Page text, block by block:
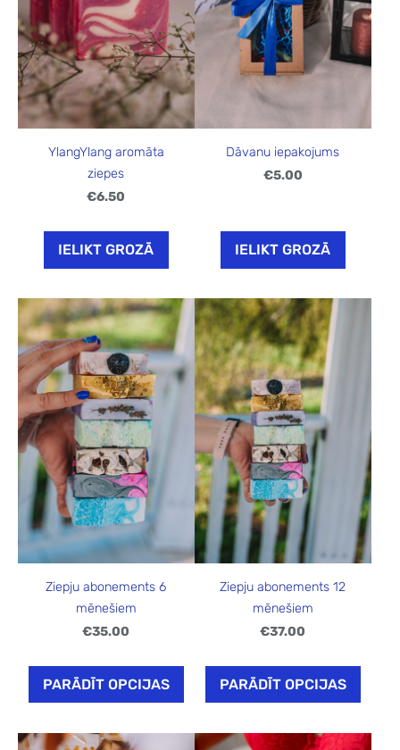
YlangYlang aromāta
ziepes
€6.50
IELIKT GROZĀ
Dāvanu iepakojums
€5.00
IELIKT GROZĀ
Ziepju abonements 6
mēnešiem
€35.00
PARĀDĪT OPCIJAS
Ziepju abonements 12
mēnešiem
€37.00
PARĀDĪT OPCIJAS